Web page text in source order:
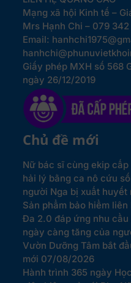
Mạng xã hội Kinh tế –
Mrs Hạnh Chi – 079 342
Email:
Giấy phép MXH số 568
ngày 26/12/2019
Chủ đề mới
Nữ bác sĩ cùng ekip
hải lý bằng ca nô cứu
người Nga bị xuất huyết
Sản phẩm bảo hiểm
Đa 2.0 đáp ứng nhu
ngày càng tăng của
Vườn Dưỡng Tâm bắt
mới 07/08/2026
Hành trình 365 ngày